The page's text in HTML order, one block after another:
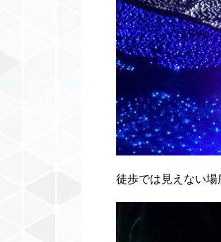
徒歩では見えない場